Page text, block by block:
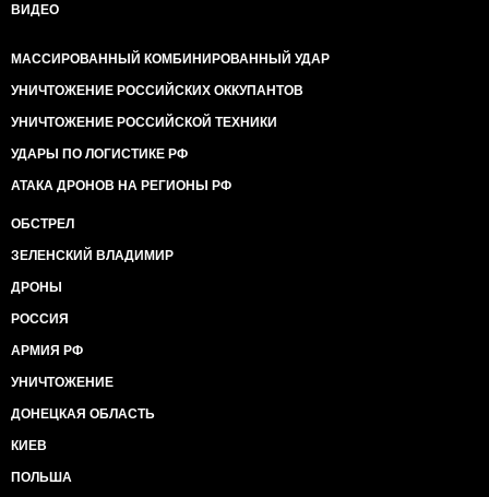
ВИДЕО
МАССИРОВАННЫЙ КОМБИНИРОВАННЫЙ УДАР
УНИЧТОЖЕНИЕ РОССИЙСКИХ ОККУПАНТОВ
УНИЧТОЖЕНИЕ РОССИЙСКОЙ ТЕХНИКИ
УДАРЫ ПО ЛОГИСТИКЕ РФ
АТАКА ДРОНОВ НА РЕГИОНЫ РФ
ОБСТРЕЛ
ЗЕЛЕНСКИЙ ВЛАДИМИР
ДРОНЫ
РОССИЯ
АРМИЯ РФ
УНИЧТОЖЕНИЕ
ДОНЕЦКАЯ ОБЛАСТЬ
КИЕВ
ПОЛЬША